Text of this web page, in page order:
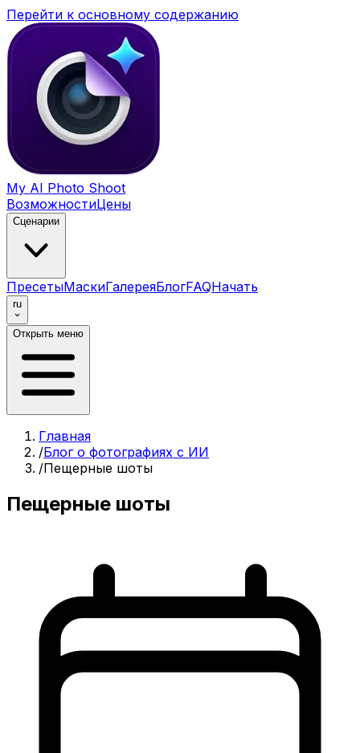
Перейти к основному содержанию
My AI Photo Shoot
ВозможностиЦены
Сценарии
ПресетыМаскиГалереяБлогFAQНачать
ru
Открыть меню
Главная
/Блог о фотографиях с ИИ
/Пещерные шоты
Пещерные шоты